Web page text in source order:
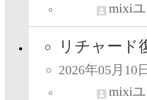
mixi
リチャード
2026年05月10
mixi